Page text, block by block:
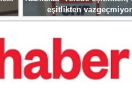
eşitlikten